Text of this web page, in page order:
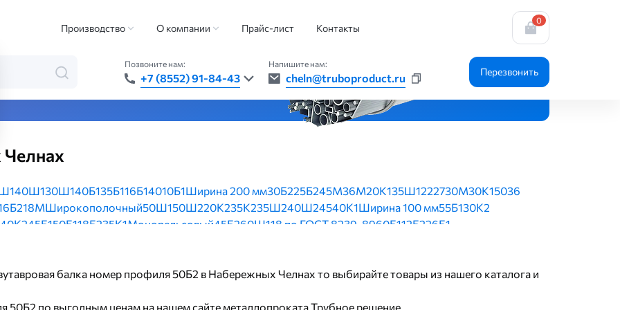
Производство О компании Прайс-лист Контакты
0
Позвоните нам:
+7 (8552) 91-84-43
Напишите нам:
cheln@truboproduct.ru Перезвонить
Двутавровая балка номер профиля 50Б2
— быстро, точно, везде
40Ш130Ш140Б135Б116Б14010Б1Ширина 200 мм30Б225Б245М36М20К135Ш1222730М30К15036
18МШирокополочный50Ш150Ш220К235К235Ш240Ш24540К1Ширина 100 мм55Б130К2
40К245Б150Б118Б235К1Монорельсовый45Б260Ш118 по ГОСТ 8239-8960Б112Б226Б1
балка номер профиля 50Б2 в Набережных Челнах то выбирайте товары из нашего каталога и
50Б2 по выгодным ценам на нашем сайте металлопроката Трубное решение.